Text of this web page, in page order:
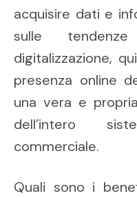
acquisire dati e
sulle
digitalizzazione,
presenza online
una vera e
dell’intero
commerciale.
Quali sono i